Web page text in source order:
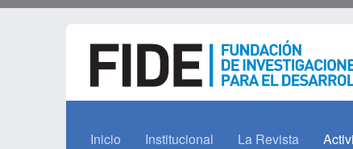
Inicio Institucional La Revista